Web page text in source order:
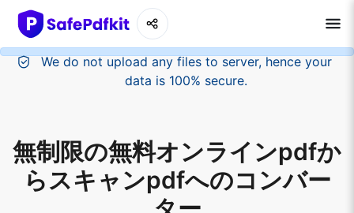
無制限の無料オンラインpdfか
らスキャンpdfへのコンバー
ター